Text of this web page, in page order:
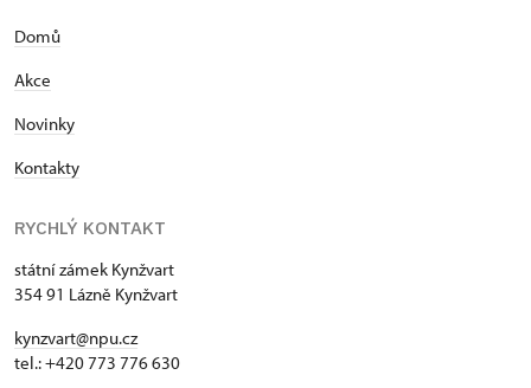
Domů
Akce
Novinky
Kontakty
RYCHLÝ KONTAKT
státní zámek Kynžvart
354 91 Lázně Kynžvart
kynzvart@npu.cz
tel.: +420 773 776 630